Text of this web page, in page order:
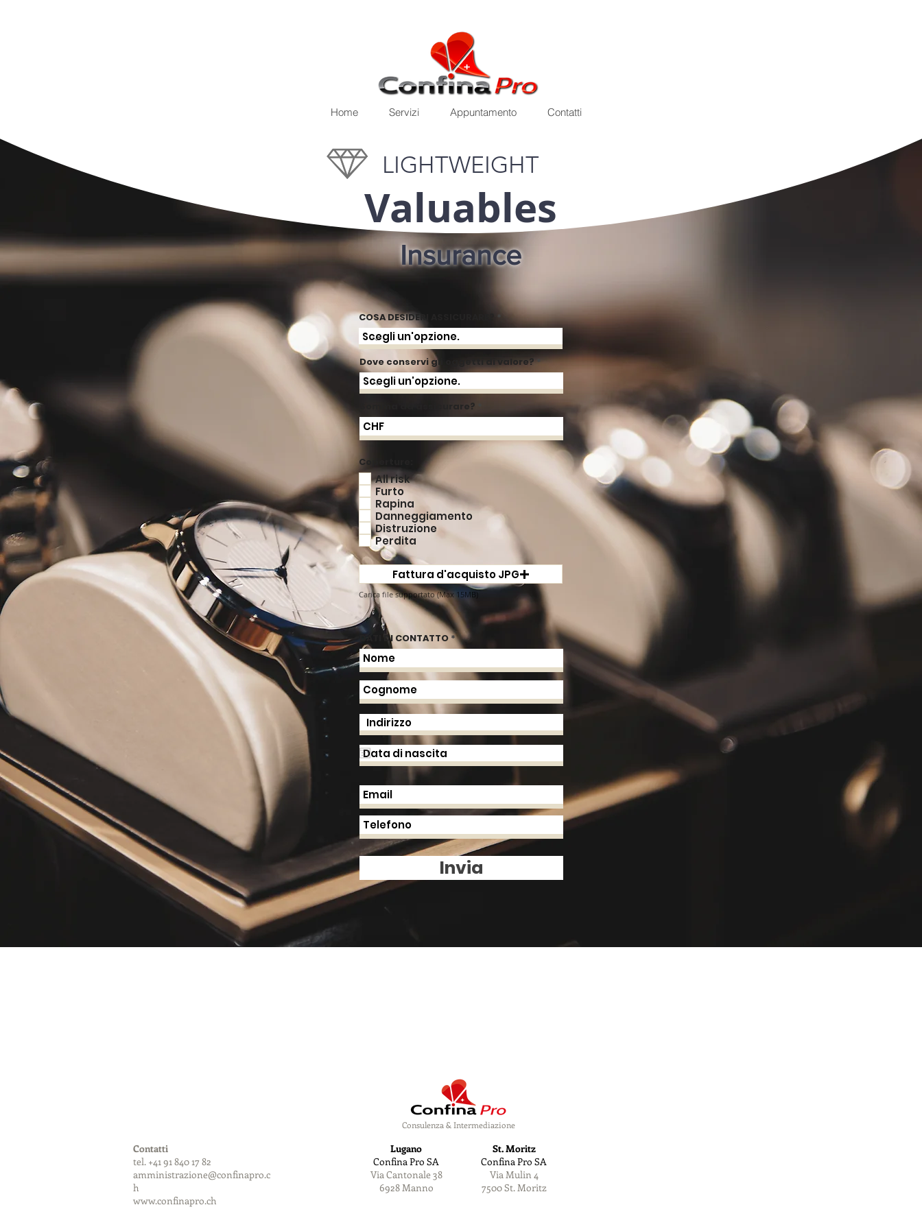
LIGHTWEIGHT
Valuables
Insurance
COSA DESIDERI ASSICURARE?
Dove conservi gli oggetti di valore?
Somma da assicurare?
Coperture:
All risk
Furto
Rapina
Danneggiamento
Distruzione
Perdita
Fattura d'acquisto JPG
Carica file supportato (Max 15MB)
DATI DI CONTATTO
Invia
Home Servizi Appuntamento Contatti
Contatti
tel. +41 91 840 17 82
amministrazione@confinapro.c
h
www.confinapro.ch
Consulenza & Intermediazione
Lugano
Confina Pro SA
Via Cantonale 38
6928 Manno
St. Moritz
Confina Pro SA
Via Mulin 4
7500 St. Moritz